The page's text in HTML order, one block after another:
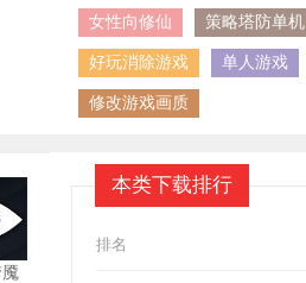
女性向修仙 策略塔防单机
好玩消除游戏 单人游戏
修改游戏画质
本类下载排行
排名